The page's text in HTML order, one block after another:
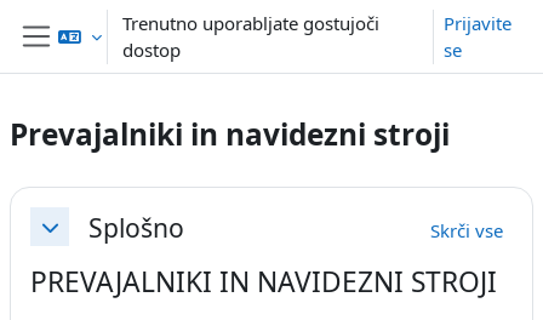
Preskoči na glavno vsebino
Stransko polje
Trenutno uporabljate gostujoči
dostop
Prijavite
se
Prevajalniki in navidezni stroji
Osnutek odseka
Skrči Splošno Skrči vse
PREVAJALNIKI IN NAVIDEZNI STROJI